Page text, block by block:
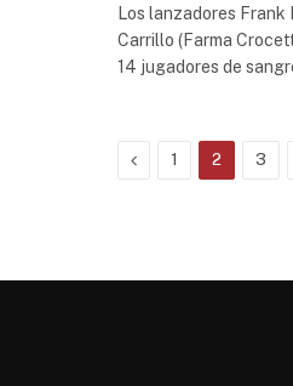
Los lanzadores
Carrillo (Farma
14 jugadores de
Previous
1 2 3